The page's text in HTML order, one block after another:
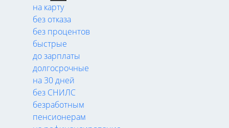
на карту
без отказа
без процентов
быстрые
до зарплаты
долгосрочные
на 30 дней
без СНИЛС
безработным
пенсионерам